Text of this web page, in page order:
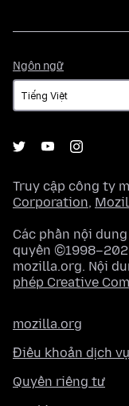
Ngôn ngữ
ngữ
Truy cập công ty
Corporation,
Các phần nội
quyền
mozilla.org. Nội
phép Creative
mozilla.org
Điều khoản dịch vụ
Quyền riêng tư